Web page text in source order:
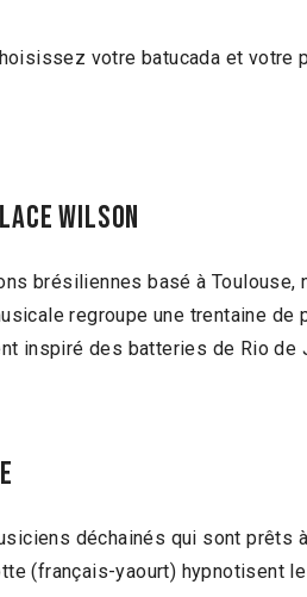
votre batucada et
Wilson
brésiliennes basé à Toulouse,
regroupe une trentaine
inspiré des batteries de Rio de
déchainés qui sont prêts
(français-yaourt) hypnotisent